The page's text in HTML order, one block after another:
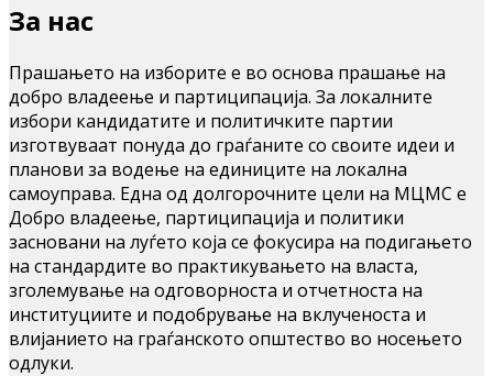
За нас
Прашањето на изборите е во основа прашање на
добро владеење и партиципација. За локалните
избори кандидатите и политичките партии
изготвуваат понуда до граѓаните со своите идеи и
планови за водење на единиците на локална
самоуправа. Една од долгорочните цели на МЦМС е
Добро владеење, партиципација и политики
засновани на луѓето која се фокусира на подигањето
на стандардите во практикувањето на власта,
зголемување на одговорноста и отчетноста на
институциите и подобрување на вклученоста и
влијанието на граѓанското општество во носењето
одлуки.